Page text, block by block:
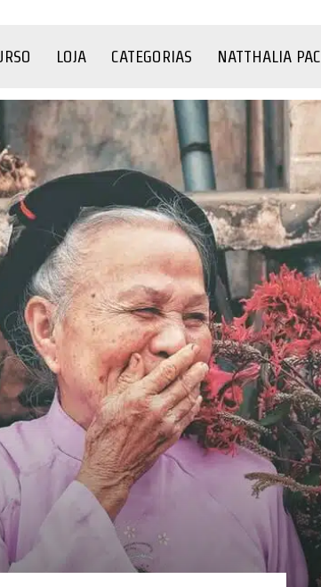
LOJA CATEGORIAS NATTHALIA